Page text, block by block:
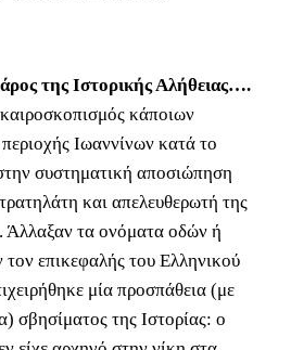
της Ιστορικής Αλήθειας….
κάποιων
Ιωαννίνων κατά το
συστηματική αποσιώπηση
και απελευθερωτή της
Άλλαξαν τα ονόματα οδών ή
τον επικεφαλής του Ελληνικού
μία προσπάθεια (με
σβησίματος της Ιστορίας: ο